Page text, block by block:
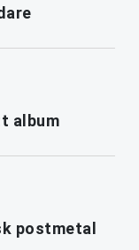
album
postmetal